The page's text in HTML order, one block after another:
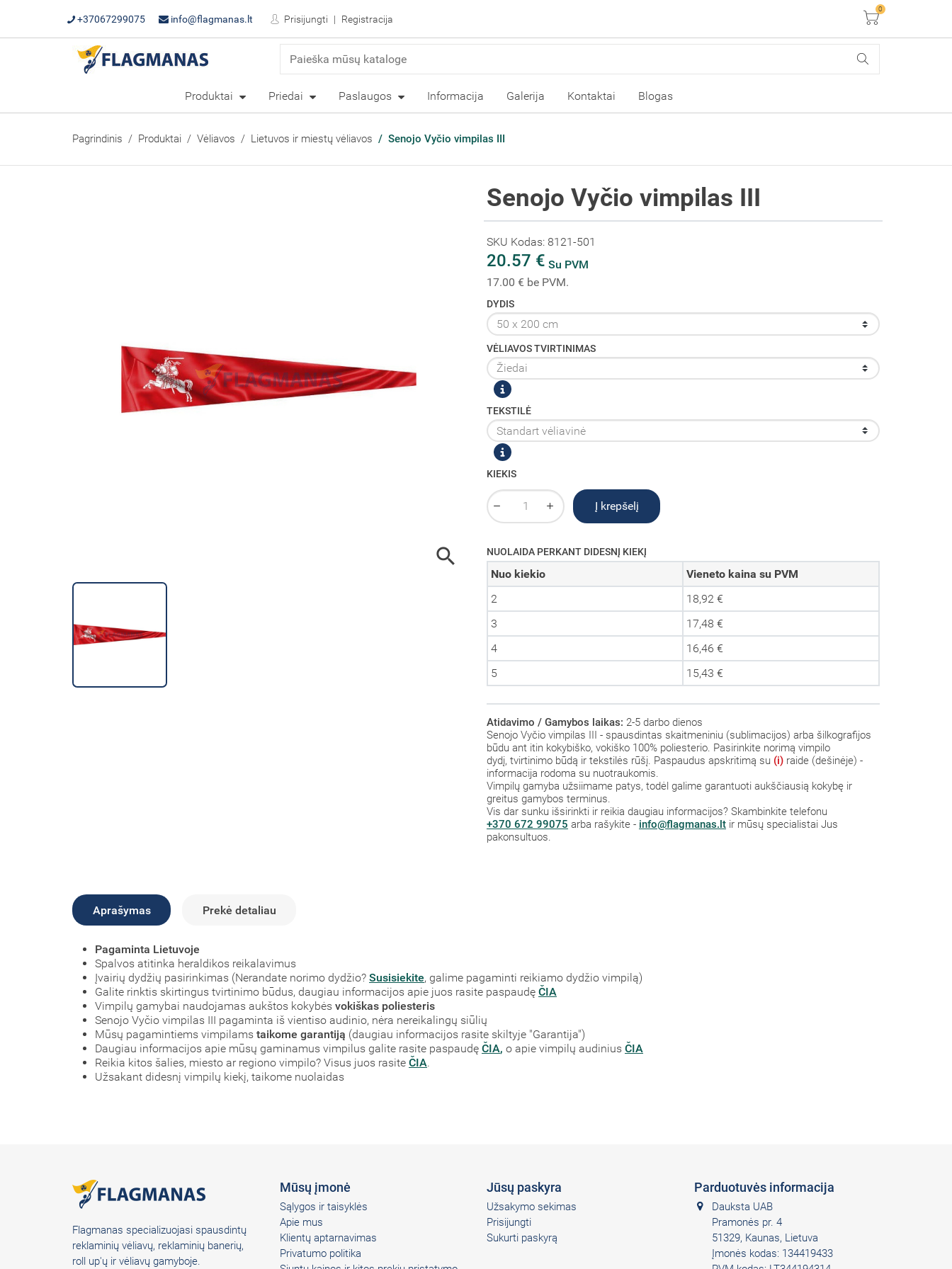
+37067299075 info@flagmanas.lt Prisijungti Registracija Krepšelis
0
Produktai Priedai Paslaugos Informacija Galerija Kontaktai Blogas
Pagrindinis Produktai Vėliavos Lietuvos ir miestų vėliavos Senojo Vyčio vimpilas III

Senojo Vyčio vimpilas III
SKU Kodas: 8121-501
20.57 € Su PVM
17.00 € be PVM.
DYDIS
VĖLIAVOS TVIRTINIMAS
TEKSTILĖ
KIEKIS
Į krepšelį
NUOLAIDA PERKANT DIDESNĮ KIEKĮ
Nuo kiekio
Vieneto kaina su PVM
2
18,92 €
3
17,48 €
4
16,46 €
5
15,43 €
Atidavimo / Gamybos laikas: 2-5 darbo dienos
Senojo Vyčio vimpilas III - spausdintas skaitmeniniu (sublimacijos) arba šilkografijos
būdu ant itin kokybiško, vokiško 100% poliesterio. Pasirinkite norimą vimpilo
dydį, tvirtinimo būdą ir tekstilės rūšį. Paspaudus apskritimą su (i) raide (dešinėje) -
informacija rodoma su nuotraukomis.
Vimpilų gamyba užsiimame patys, todėl galime garantuoti aukščiausią kokybę ir
greitus gamybos terminus.
Vis dar sunku išsirinkti ir reikia daugiau informacijos? Skambinkite telefonu
+370 672 99075 arba rašykite - info@flagmanas.lt ir mūsų specialistai Jus
pakonsultuos.
Aprašymas Prekė detaliau
Pagaminta Lietuvoje
Spalvos atitinka heraldikos reikalavimus
Įvairių dydžių pasirinkimas (Nerandate norimo dydžio? Susisiekite, galime pagaminti reikiamo dydžio vimpilą)
Galite rinktis skirtingus tvirtinimo būdus, daugiau informacijos apie juos rasite paspaudę ČIA
Vimpilų gamybai naudojamas aukštos kokybės vokiškas poliesteris
Senojo Vyčio vimpilas III pagaminta iš vientiso audinio, nėra nereikalingų siūlių
Mūsų pagamintiems vimpilams taikome garantiją (daugiau informacijos rasite skiltyje "Garantija")
Daugiau informacijos apie mūsų gaminamus vimpilus galite rasite paspaudę ČIA, o apie vimpilų audinius ČIA
Reikia kitos šalies, miesto ar regiono vimpilo? Visus juos rasite ČIA.
Užsakant didesnį vimpilų kiekį, taikome nuolaidas
Flagmanas specializuojasi spausdintų
reklaminių vėliavų, reklaminių banerių,
roll up'ų ir vėliavų gamyboje.
Mūsų įmonė
Sąlygos ir taisyklės
Apie mus
Klientų aptarnavimas
Privatumo politika
Jūsų paskyra
Užsakymo sekimas
Prisijungti
Sukurti paskyrą
Parduotuvės informacija
Dauksta UAB
Pramonės pr. 4
51329, Kaunas, Lietuva
Įmonės kodas: 134419433